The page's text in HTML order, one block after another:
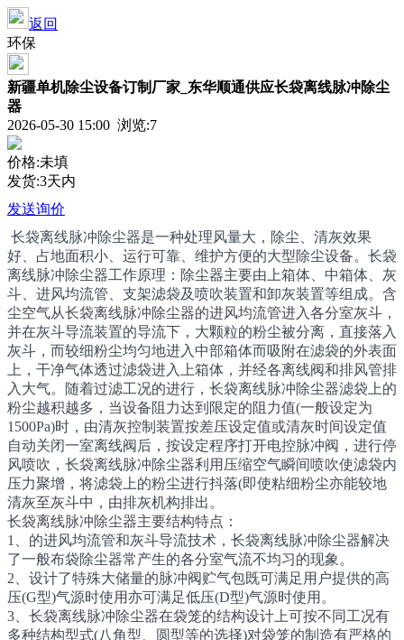
返回
环保
新疆单机除尘设备订制厂家_东华顺通供应长袋离线脉冲除尘
器
2026-05-30 15:00 浏览:7
价格:未填
发货:3天内
发送询价
长袋离线脉冲除尘器是一种处理风量大，除尘、清灰效果
好、占地面积小、运行可靠、维护方便的大型除尘设备。长袋
离线脉冲除尘器工作原理：除尘器主要由上箱体、中箱体、灰
斗、进风均流管、支架滤袋及喷吹装置和卸灰装置等组成。含
尘空气从长袋离线脉冲除尘器的进风均流管进入各分室灰斗，
并在灰斗导流装置的导流下，大颗粒的粉尘被分离，直接落入
灰斗，而较细粉尘均匀地进入中部箱体而吸附在滤袋的外表面
上，干净气体透过滤袋进入上箱体，并经各离线阀和排风管排
入大气。随着过滤工况的进行，长袋离线脉冲除尘器滤袋上的
粉尘越积越多，当设备阻力达到限定的阻力值(一般设定为
1500Pa)时，由清灰控制装置按差压设定值或清灰时间设定值
自动关闭一室离线阀后，按设定程序打开电控脉冲阀，进行停
风喷吹，长袋离线脉冲除尘器利用压缩空气瞬间喷吹使滤袋内
压力聚增，将滤袋上的粉尘进行抖落(即使粘细粉尘亦能较地
清灰至灰斗中，由排灰机构排出。
长袋离线脉冲除尘器主要结构特点：
1、的进风均流管和灰斗导流技术，长袋离线脉冲除尘器解决
了一般布袋除尘器常产生的各分室气流不均习的现象。
2、设计了特殊大储量的脉冲阀贮气包既可满足用户提供的高
压(G型)气源时使用亦可满足低压(D型)气源时使用。
3、长袋离线脉冲除尘器在袋笼的结构设计上可按不同工况有
多种结构型式(八角型、圆型等的选择)对袋笼的制造有严格的